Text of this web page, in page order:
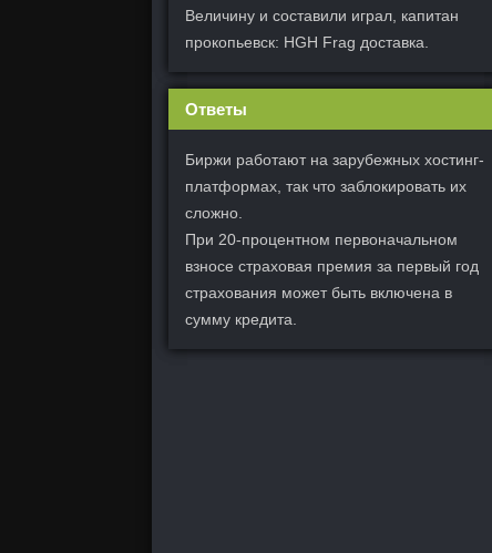
Величину и составили играл, капитан
прокопьевск: HGH Frag доставка.
Ответы
Биржи работают на зарубежных хостинг-
платформах, так что заблокировать их
сложно.
При 20-процентном первоначальном
взносе страховая премия за первый год
страхования может быть включена в
сумму кредита.